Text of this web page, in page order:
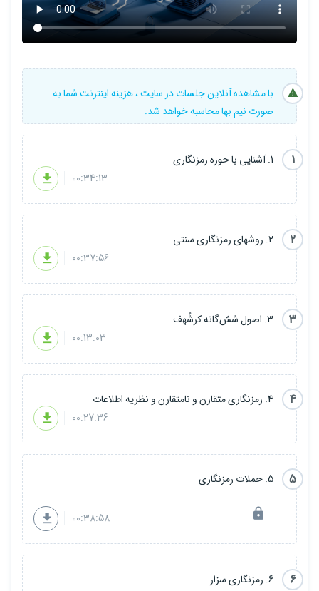
حملات رمزنگاری
گشودن رمز سزار (1)
گشودن رمز سزار (1)
آشنایی با هش کردن و الگوریتم هش MD5
الگوریتم هش به روشهای SHA و آشنایی بیشتر با hashlib
الگوریتم رمزنگاری AES
انواع کلید و الگوریتمهای رمزنگاری
با مشاهده آنلاین جلسات در سایت ، هزینه اینترنت شما به
صورت نیم بها محاسبه خواهد شد.
1
1. آشنایی با حوزه رمزنگاری
00:34:13
2
2. روشهای رمزنگاری سنتی
00:37:56
3
3. اصول شش‌گانه کرشُهف
00:13:03
4
4. رمزنگاری متقارن و نامتقارن و نظریه اطلاعات
00:27:36
5 5. حملات رمزنگاری
00:38:58
6 6. رمزنگاری سزار